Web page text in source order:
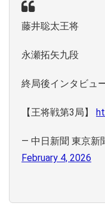
藤井聡太王将
永瀬拓矢九段
終局後インタビュ
【王将戦第3局】
— 中日新聞 東京新
February 4, 2026